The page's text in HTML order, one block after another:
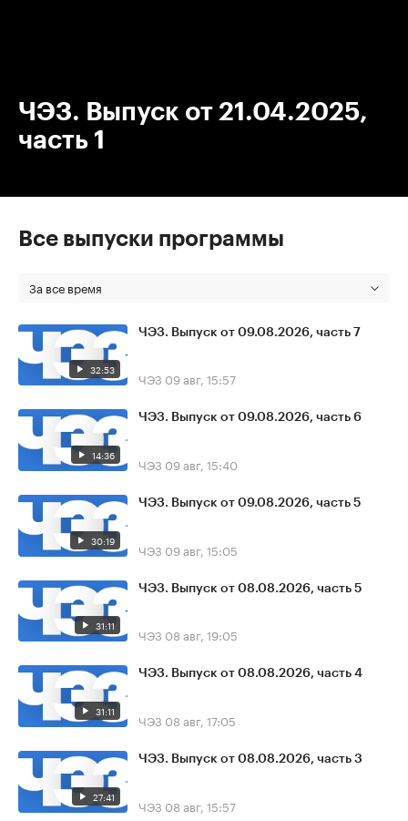
ЧЭЗ. Выпуск от 21.04.2025,
часть 1
Все выпуски программы
За все время
32:53
ЧЭЗ. Выпуск от 09.08.2026, часть 7
ЧЭЗ 09 авг, 15:57
14:36
ЧЭЗ. Выпуск от 09.08.2026, часть 6
ЧЭЗ 09 авг, 15:40
30:19
ЧЭЗ. Выпуск от 09.08.2026, часть 5
ЧЭЗ 09 авг, 15:05
31:11
ЧЭЗ. Выпуск от 08.08.2026, часть 5
ЧЭЗ 08 авг, 19:05
31:11
ЧЭЗ. Выпуск от 08.08.2026, часть 4
ЧЭЗ 08 авг, 17:05
27:41
ЧЭЗ. Выпуск от 08.08.2026, часть 3
ЧЭЗ 08 авг, 15:57